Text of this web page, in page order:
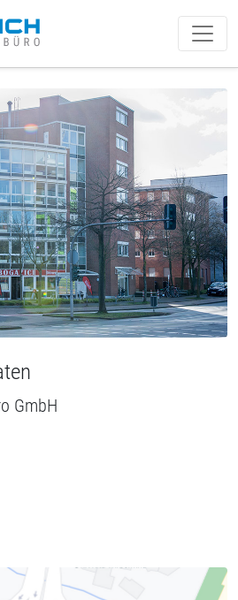
Münster | Heidrich IB GmbH
GmbH